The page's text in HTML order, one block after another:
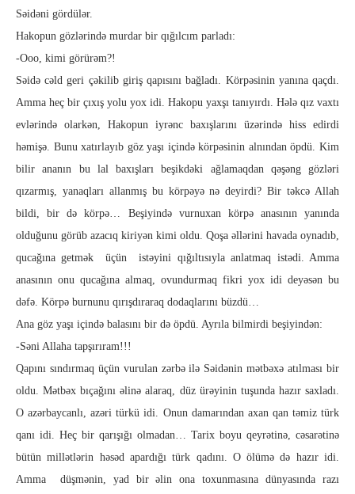
Səidəni gör­dülər.
Hakopun gözlərində murdar bir qığılcım parladı:
-Ooo, kimi görürəm?!
Səidə cəld geri çəkilib giriş qapısını bağladı. Körpəsinin yanına qaçdı.
Amma heç bir çıxış yolu yox idi. Hakopu yaxşı tanıyırdı. Hələ qız vax­tı
evlərində olarkən, Hakopun iyrənc baxışlarını üzərində hiss edirdi
həmişə. Bunu xatırlayıb göz yaşı içində körpəsinin al­nından öpdü. Kim
bilir ananın bu lal baxışları beşikdəki ağla­maq­dan qəşəng gözləri
qızarmış, yanaqları allanmış bu körpəyə nə deyirdi? Bir təkcə Allah
bildi, bir də körpə… Beşiyində vurnuxan körpə anasının yanında
olduğunu görüb azacıq kiriyən kimi oldu. Qoşa əllərini havada oynadıb,
qucağına getmək üçün istəyini qığıltısıyla anlatmaq istədi. Amma
anasının onu qucağına almaq, ovundurmaq fikri yox idi deyəsən bu
dəfə. Körpə burnunu qırışdıraraq dodaqlarını büzdü…
Ana göz yaşı içində balasını bir də öpdü. Ayrıla bilmirdi beşiyindən:
-Səni Allaha tapşırıram!!!
Qapını sındırmaq üçün vurulan zərbə ilə Səidənin mət­bəxə atılması bir
oldu. Mətbəx bıçağını əlinə alaraq, düz ürəyinin tuşunda hazır saxladı.
O azərbaycanlı, azəri türkü idi. Onun damarından axan qan təmiz türk
qanı idi. Heç bir qarışığı olmadan… Tarix boyu qeyrətinə, cəsarətinə
bütün millətlərin həsəd apardığı türk qadını. O ölümə də hazır idi.
Amma düşmənin, yad bir əlin ona toxunmasına dünyasında razı